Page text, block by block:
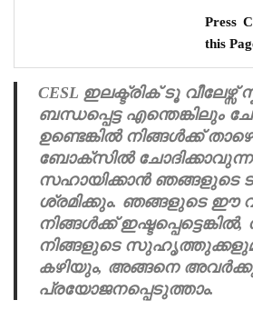
Press
this
CESL ഇലക്ട്രിക് ടൂ വീലേഴ്സ്
ബന്ധപ്പെട്ട എന്തെങ്കിലും
ഉണ്ടെങ്കിൽ നിങ്ങൾക്ക്
ബോക്സിൽ
സഹായിക്കാൻ ഞങ്ങളുടെ
ശ്രമിക്കും. ഞങ്ങളുടെ ഈ
നിങ്ങൾക്ക്
നിങ്ങളുടെ
കഴിയും, അങ്ങനെ
പ്രയോജനപ്പെടുത്താം.